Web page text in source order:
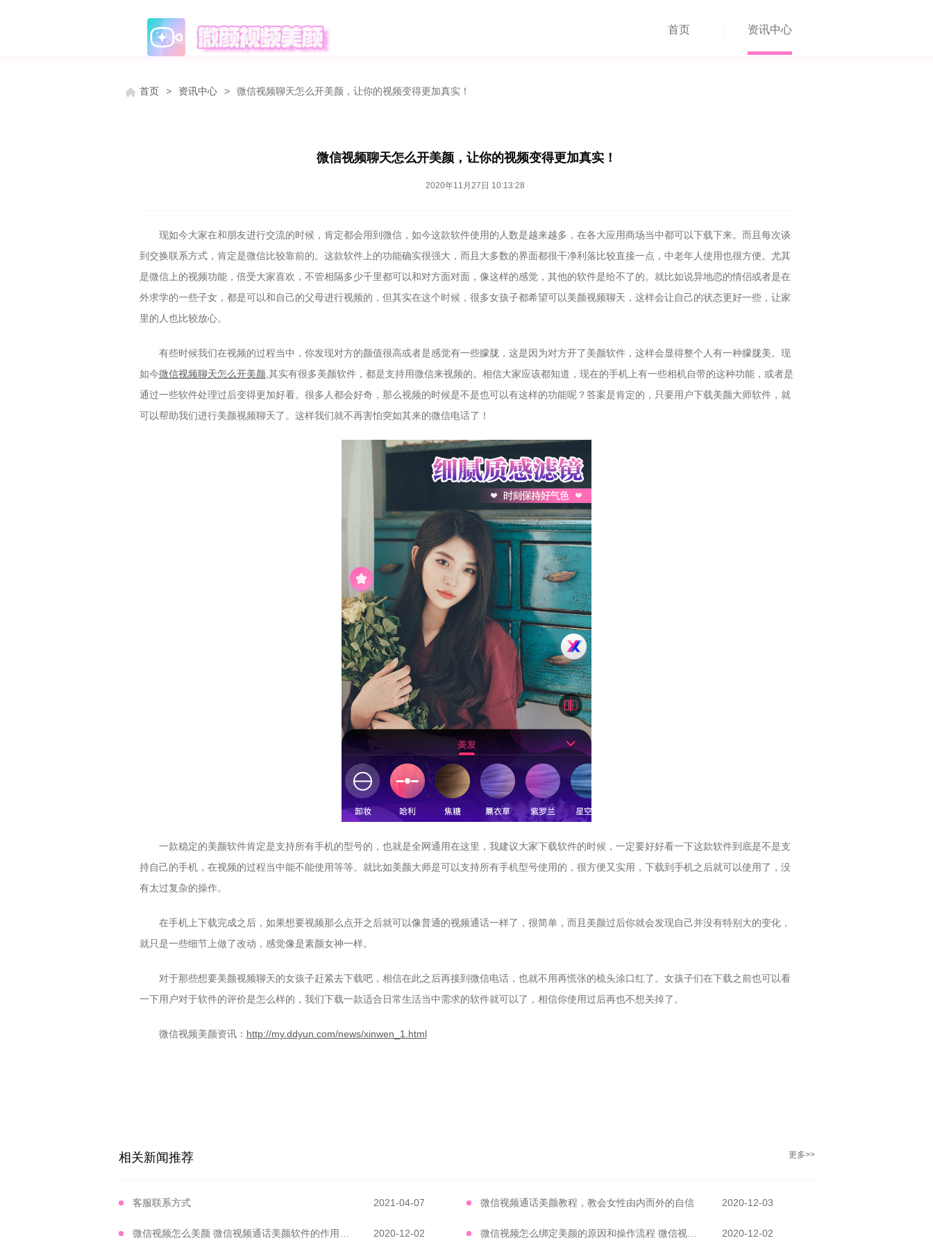
首页 资讯中心
首页 > 资讯中心 > 微信视频聊天怎么开美颜，让你的视频变得更加真实！
微信视频聊天怎么开美颜，让你的视频变得更加真实！
2020年11月27日 10:13:28
现如今大家在和朋友进行交流的时候，肯定都会用到微信，如今这款软件使用的人数是越来越多，在各大应用商场当中都可以下载下来。而且每次谈
到交换联系方式，肯定是微信比较靠前的。这款软件上的功能确实很强大，而且大多数的界面都很干净利落比较直接一点，中老年人使用也很方便。尤其
是微信上的视频功能，倍受大家喜欢，不管相隔多少千里都可以和对方面对面，像这样的感觉，其他的软件是给不了的。就比如说异地恋的情侣或者是在
外求学的一些子女，都是可以和自己的父母进行视频的，但其实在这个时候，很多女孩子都希望可以美颜视频聊天，这样会让自己的状态更好一些，让家
里的人也比较放心。
有些时候我们在视频的过程当中，你发现对方的颜值很高或者是感觉有一些朦胧，这是因为对方开了美颜软件，这样会显得整个人有一种朦胧美。现
如今微信视频聊天怎么开美颜,其实有很多美颜软件，都是支持用微信来视频的。相信大家应该都知道，现在的手机上有一些相机自带的这种功能，或者是
通过一些软件处理过后变得更加好看。很多人都会好奇，那么视频的时候是不是也可以有这样的功能呢？答案是肯定的，只要用户下载美颜大师软件，就
可以帮助我们进行美颜视频聊天了。这样我们就不再害怕突如其来的微信电话了！
一款稳定的美颜软件肯定是支持所有手机的型号的，也就是全网通用在这里，我建议大家下载软件的时候，一定要好好看一下这款软件到底是不是支
持自己的手机，在视频的过程当中能不能使用等等。就比如美颜大师是可以支持所有手机型号使用的，很方便又实用，下载到手机之后就可以使用了，没
有太过复杂的操作。
在手机上下载完成之后，如果想要视频那么点开之后就可以像普通的视频通话一样了，很简单，而且美颜过后你就会发现自己并没有特别大的变化，
就只是一些细节上做了改动，感觉像是素颜女神一样。
对于那些想要美颜视频聊天的女孩子赶紧去下载吧，相信在此之后再接到微信电话，也就不用再慌张的梳头涂口红了。女孩子们在下载之前也可以看
一下用户对于软件的评价是怎么样的，我们下载一款适合日常生活当中需求的软件就可以了，相信你使用过后再也不想关掉了。
微信视频美颜资讯： http://my.ddyun.com/news/xinwen_1.html
相关新闻推荐 更多>>
客服联系方式 2021-04-07 微信视频通话美颜教程，教会女性由内而外的自信 2020-12-03
2020-12-02 2020-12-02